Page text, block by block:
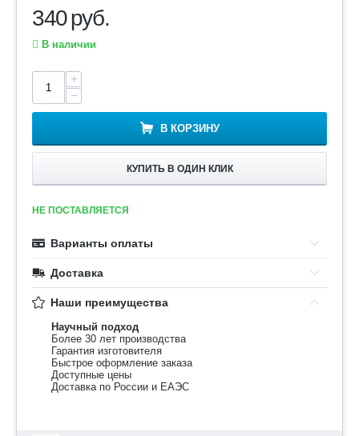
340руб.
В наличии
+
−
В КОРЗИНУ
КУПИТЬ В ОДИН КЛИК
НЕ ПОСТАВЛЯЕТСЯ
Варианты оплаты
Доставка
Наши преимущества
Научный подход
Более 30 лет производства
Гарантия изготовителя
Быстрое оформление заказа
Доступные цены
Доставка по России и ЕАЭС